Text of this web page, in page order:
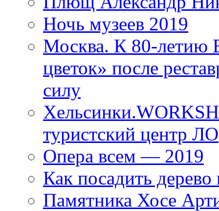
Ночь музеев 2019
Москва. К 80-
цветок» после
силу
туристский центр ЛО
Опера всем — 2019
Как посадить дерево
Памятника Хосе